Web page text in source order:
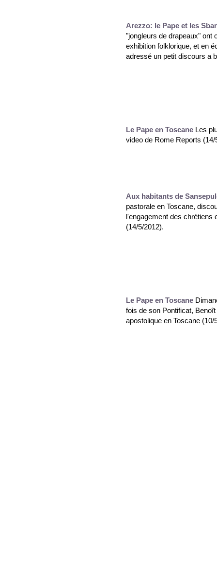
Arezzo: le Pape et les
"jongleurs de drapeaux" ont
exhibition folklorique, et en
adressé un petit discours a
Le Pape en Toscane Les
video de Rome Reports (14/
Aux habitants de
pastorale en Toscane,
l'engagement des chrétiens
(14/5/2012).
Le Pape en Toscane
fois de son Pontificat,
apostolique en Toscane (10/